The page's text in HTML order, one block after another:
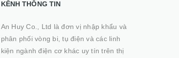
KÊNH THÔNG TIN
An Huy Co., Ltd là đơn vị nhập khẩu và
phân phối vòng bi, tụ điện và các linh
kiện ngành điện cơ khác uy tín trên thị